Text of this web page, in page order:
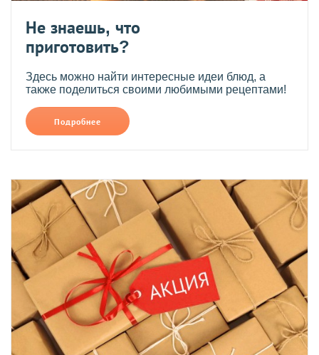
Не знаешь, что
приготовить?
Здесь можно найти интересные идеи блюд, а
также поделиться своими любимыми рецептами!
Подробнее